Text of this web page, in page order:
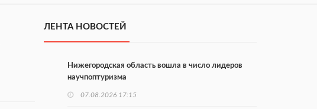
ЛЕНТА НОВОСТЕЙ
Нижегородская область вошла в число лидеров
научпоптуризма
07.08.2026 17:15